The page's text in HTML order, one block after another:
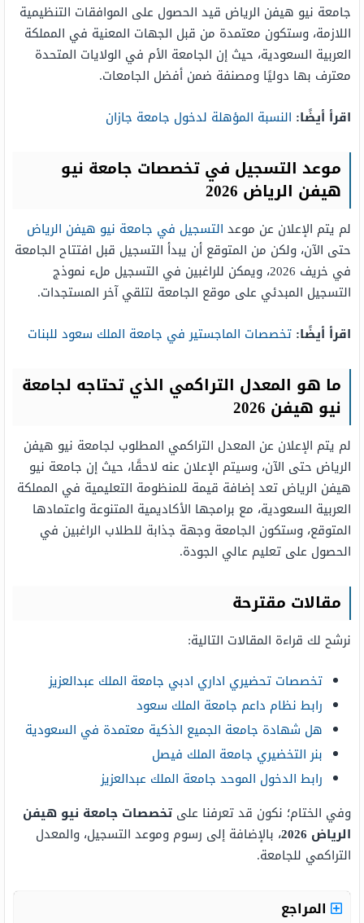
جامعة نيو هيفن الرياض قيد الحصول على الموافقات التنظيمية
اللازمة، وستكون معتمدة من قبل الجهات المعنية في المملكة
العربية السعودية، حيث إن الجامعة الأم في الولايات المتحدة
معترف بها دوليًا ومصنفة ضمن أفضل الجامعات.
اقرأ أيضًا: النسبة المؤهلة لدخول جامعة جازان
موعد التسجيل في تخصصات جامعة نيو
هيفن الرياض 2026
لم يتم الإعلان عن موعد التسجيل في جامعة نيو هيفن الرياض
حتى الآن، ولكن من المتوقع أن يبدأ التسجيل قبل افتتاح الجامعة
في خريف 2026، ويمكن للراغبين في التسجيل ملء نموذج
التسجيل المبدئي على موقع الجامعة لتلقي آخر المستجدات.
اقرأ أيضًا: تخصصات الماجستير في جامعة الملك سعود للبنات
ما هو المعدل التراكمي الذي تحتاجه لجامعة
نيو هيفن 2026
لم يتم الإعلان عن المعدل التراكمي المطلوب لجامعة نيو هيفن
الرياض حتى الآن، وسيتم الإعلان عنه لاحقًا، حيث إن جامعة نيو
هيفن الرياض تعد إضافة قيمة للمنظومة التعليمية في المملكة
العربية السعودية، مع برامجها الأكاديمية المتنوعة واعتمادها
المتوقع، وستكون الجامعة وجهة جذابة للطلاب الراغبين في
الحصول على تعليم عالي الجودة.
مقالات مقترحة
نرشح لك قراءة المقالات التالية:
تخصصات تحضيري اداري ادبي جامعة الملك عبدالعزيز
رابط نظام داعم جامعة الملك سعود
هل شهادة جامعة الجميع الذكية معتمدة في السعودية
بنر التخضيري جامعة الملك فيصل
رابط الدخول الموحد جامعة الملك عبدالعزيز
وفي الختام؛ نكون قد تعرفنا على تخصصات جامعة نيو هيفن
الرياض 2026
، بالإضافة إلى رسوم وموعد التسجيل، والمعدل
التراكمي للجامعة.
المراجع